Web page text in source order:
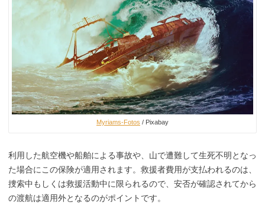
Myriams-Fotos / Pixabay
利用した航空機や船舶による事故や、山で遭難して生死不明となっ
た場合にこの保険が適用されます。救援者費用が支払われるのは、
捜索中もしくは救援活動中に限られるので、安否が確認されてから
の渡航は適用外となるのがポイントです。